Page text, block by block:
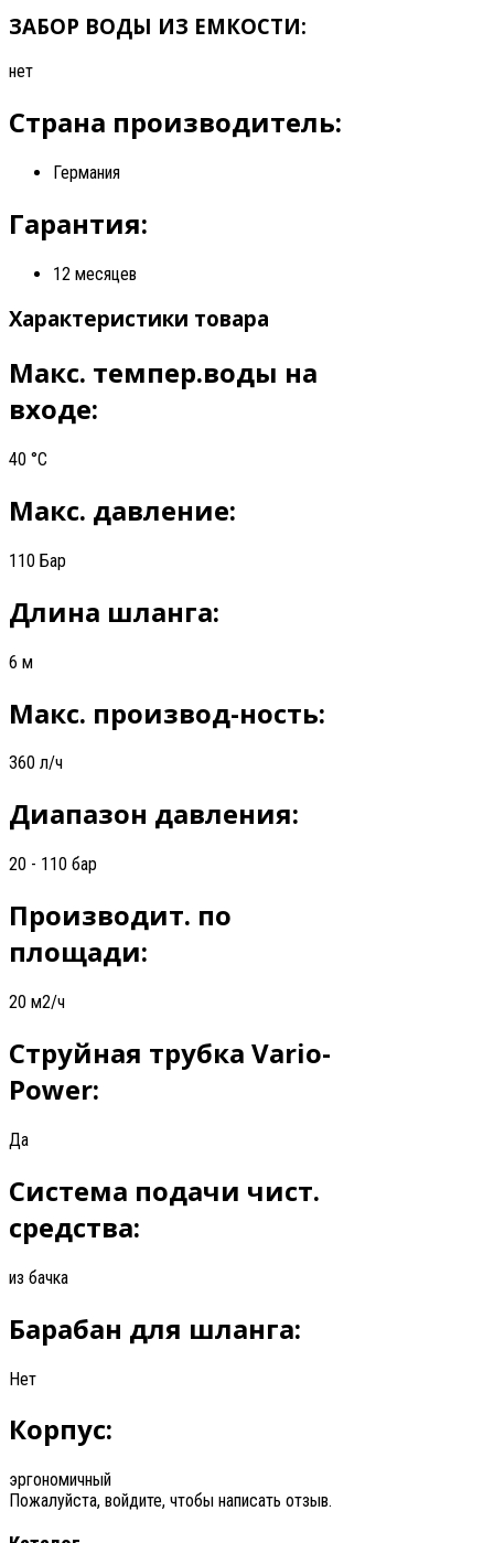
ЗАБОР ВОДЫ ИЗ ЕМКОСТИ:
нет
Страна производитель:
Германия
Гарантия:
12 месяцев
Характеристики товара
Макс. темпер.воды на
входе:
40 °C
Макс. давление:
110 Бар
Длина шланга:
6 м
Макс. производ-ность:
360 л/ч
Диапазон давления:
20 - 110 бар
Производит. по
площади:
20 м2/ч
Струйная трубка Vario-
Power:
Да
Система подачи чист.
средства:
из бачка
Барабан для шланга:
Нет
Корпус:
эргономичный
Пожалуйста, войдите, чтобы написать отзыв.